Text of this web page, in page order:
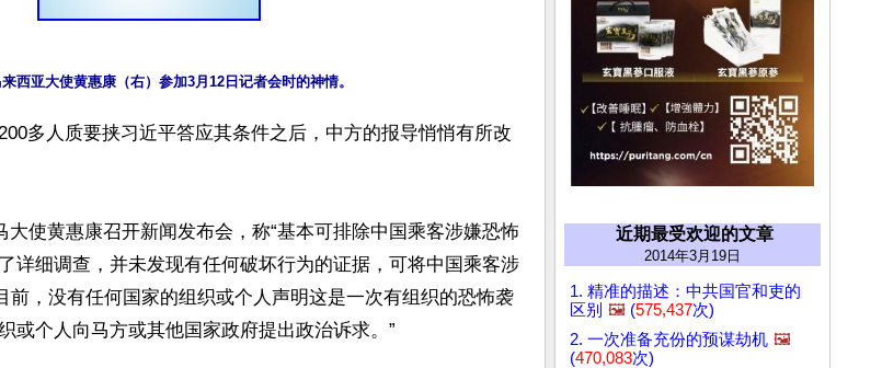
西亚大使黄惠康（右）参加3月12日记者会时的神情。
多人质要挟习近平答应其条件之后，中方的报导悄悄有所改
大使黄惠康召开新闻发布会，称“基本可排除中国乘客涉嫌恐怖
详细调查，并未发现有任何破坏行为的证据，可将中国乘客涉
前，没有任何国家的组织或个人声明这是一次有组织的恐怖袭
或个人向马方或其他国家政府提出政治诉求。”
近期最受欢迎的文章
2014年3月19日
1. 精准的描述：中共国官和吏的
区别 🖼️ (575,437次)
2. 一次准备充份的预谋劫机 🖼️
(470,083次)